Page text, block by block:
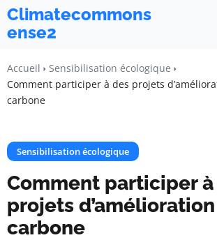
Climatecommons
ense2
Accueil
Sensibilisation écologique
Comment participer à des projets
carbone
Sensibilisation écologique
Comment participer à
projets
carbone